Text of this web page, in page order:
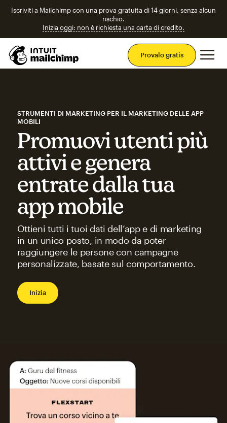
Iscriviti a Mailchimp con una prova gratuita di 14 giorni, senza alcun
rischio.
Inizia oggi: non è richiesta una carta di credito.
Provalo gratis
STRUMENTI DI MARKETING PER IL MARKETING DELLE APP
MOBILI
Promuovi utenti più
attivi e genera
entrate dalla tua
app mobile
Ottieni tutti i tuoi dati dell’app e di marketing
in un unico posto, in modo da poter
raggiungere le persone con campagne
personalizzate, basate sul comportamento.
Inizia